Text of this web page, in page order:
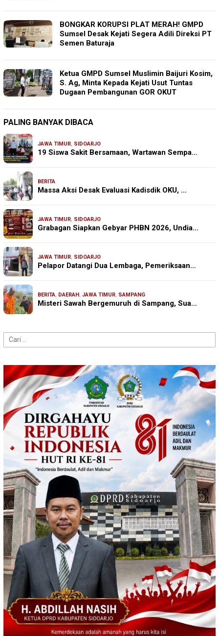
BONGKAR KORUPSI PLAT MERAH! GMPD
Sumsel Desak Kejati Segera Adili Direksi PT
Semen Baturaja
Ketua GMPD Sumsel Muslimin Baijuri Kosim,
S. Ag, Minta Kepada Kejati Usut Tuntas
Dugaan Pembangunan GOR OKUT
PALING BANYAK DIBACA
JAWA TIMUR, SIDOARJO
19 Siswa Sakit Bersamaan, Wartawan Sempa…
BERITA
Massa Aksi Desak Evaluasi Kadisdik OKU, …
JAWA TIMUR, SIDOARJO
Grabagan Siapkan Gebyar PHBN 2026, Undia…
JAWA TIMUR, SIDOARJO
Pelapor Datangi Dua Lembaga, Pemeriksaan…
BERITA, DAERAH, JAWA TIMUR, SAMPANG
Misteri Sawah Bergemuruh di Sampang, Sua…
Cari
untuk: